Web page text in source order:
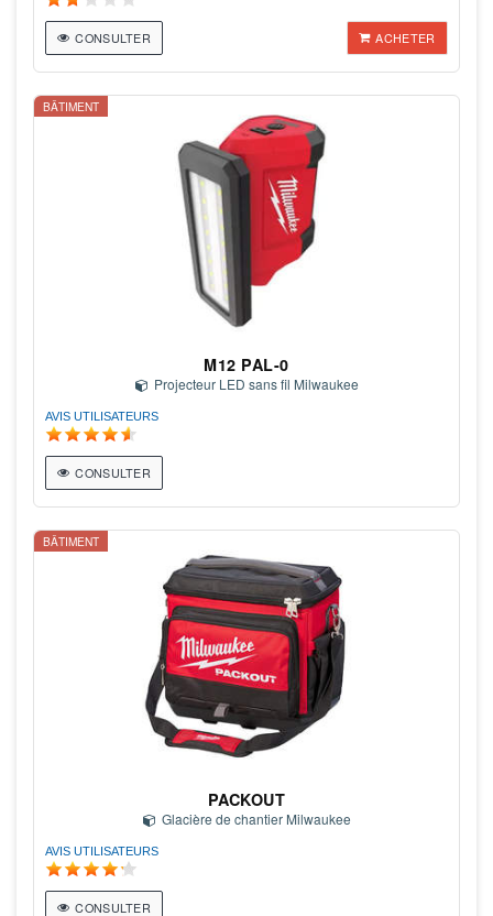
CONSULTER ACHETER
BÂTIMENT
M12 PAL-0
Projecteur LED sans fil Milwaukee
AVIS UTILISATEURS
CONSULTER
BÂTIMENT
PACKOUT
Glacière de chantier Milwaukee
AVIS UTILISATEURS
CONSULTER